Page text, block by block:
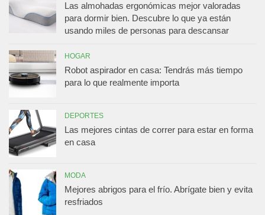
Las almohadas ergonómicas mejor valoradas
para dormir bien. Descubre lo que ya están
usando miles de personas para descansar
HOGAR
Robot aspirador en casa: Tendrás más tiempo
para lo que realmente importa
DEPORTES
Las mejores cintas de correr para estar en forma
en casa
MODA
Mejores abrigos para el frío. Abrígate bien y evita
resfriados